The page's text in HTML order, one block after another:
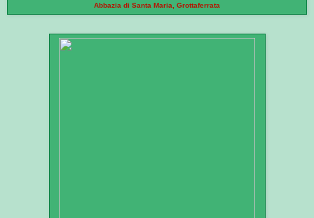
Abbazia di Santa Maria, Grottaferrata